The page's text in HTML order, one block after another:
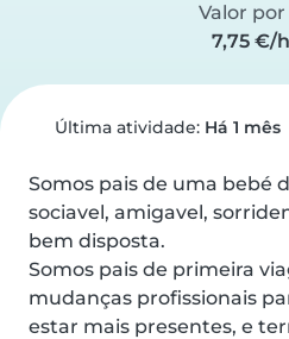
Valor
7,75 €/
Última atividade: Há 1 mês
Somos pais de uma bebé
sociavel, amigavel,
bem disposta.
Somos pais de primeira
mudanças profissionais
estar mais presentes, e